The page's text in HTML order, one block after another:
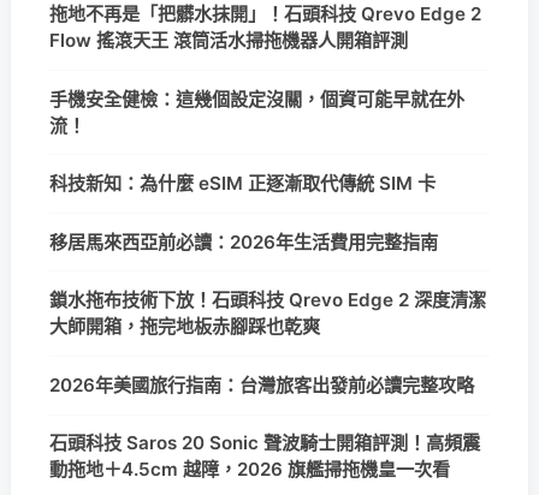
拖地不再是「把髒水抹開」！石頭科技 Qrevo Edge 2
Flow 搖滾天王 滾筒活水掃拖機器人開箱評測
手機安全健檢：這幾個設定沒關，個資可能早就在外
流！
科技新知：為什麼 eSIM 正逐漸取代傳統 SIM 卡
移居馬來西亞前必讀：2026年生活費用完整指南
鎖水拖布技術下放！石頭科技 Qrevo Edge 2 深度清潔
大師開箱，拖完地板赤腳踩也乾爽
2026年美國旅行指南：台灣旅客出發前必讀完整攻略
石頭科技 Saros 20 Sonic 聲波騎士開箱評測！高頻震
動拖地＋4.5cm 越障，2026 旗艦掃拖機皇一次看